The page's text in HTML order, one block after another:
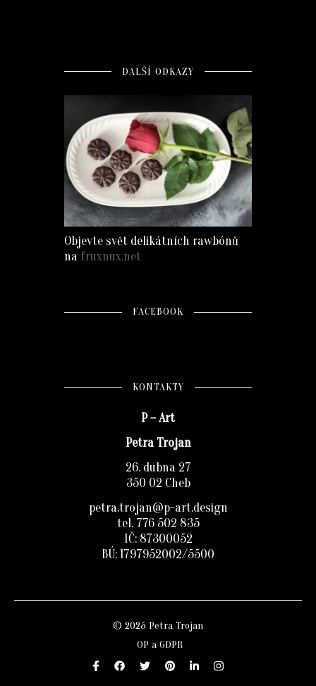
DALŠÍ ODKAZY
Objevte svět delikátních rawbónů
na fruxnux.net
FACEBOOK
KONTAKTY
P – Art
Petra Trojan
26. dubna 27
350 02 Cheb
petra.trojan@p-art.design
tel. 776 502 835
IČ: 87300052
BÚ: 1797952002/5500
© 2025 Petra Trojan
OP a GDPR